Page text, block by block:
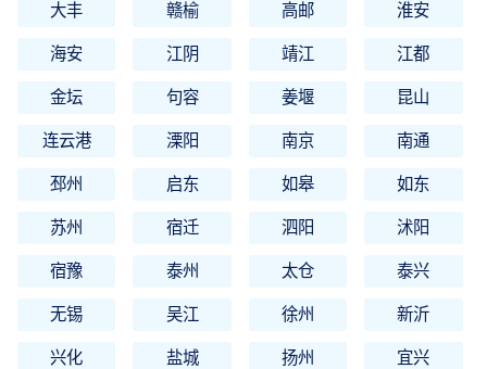
大丰 赣榆 高邮 淮安
海安 江阴 靖江 江都
金坛 句容 姜堰 昆山
连云港 溧阳 南京 南通
邳州 启东 如皋 如东
苏州 宿迁 泗阳 沭阳
宿豫 泰州 太仓 泰兴
无锡 吴江 徐州 新沂
兴化 盐城 扬州 宜兴